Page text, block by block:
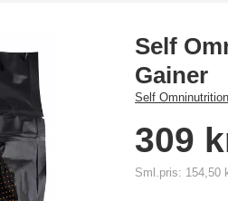
Self
Gainer
Self Omninutrition
309
Sml.pris: 154,50